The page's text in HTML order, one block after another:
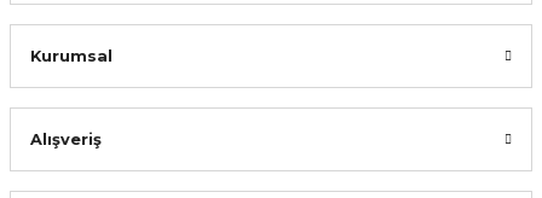
Kurumsal
Alışveriş